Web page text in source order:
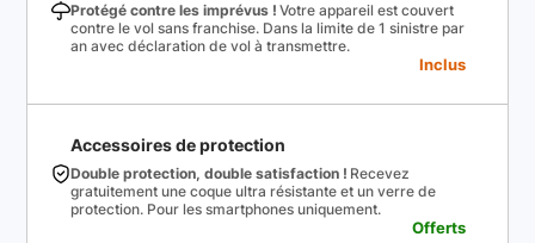
Protégé contre les imprévus ! Votre appareil est couvert
contre le vol sans franchise. Dans la limite de 1 sinistre par
an avec déclaration de vol à transmettre.
Inclus
Accessoires de protection
Double protection, double satisfaction ! Recevez
gratuitement une coque ultra résistante et un verre de
protection. Pour les smartphones uniquement.
Offerts